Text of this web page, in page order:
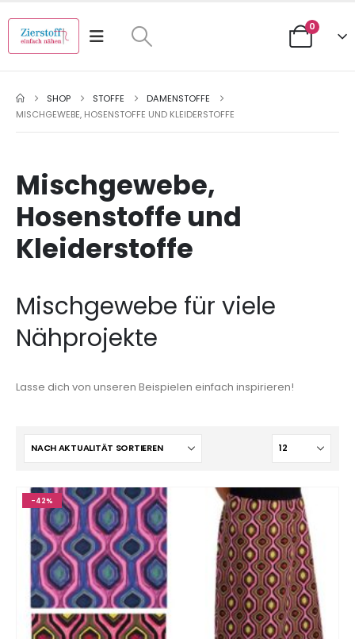
0
SHOP STOFFE
DAMENSTOFFE
MISCHGEWEBE, HOSENSTOFFE UND KLEIDERSTOFFE
Mischgewebe,
Hosenstoffe und
Kleiderstoffe
Mischgewebe für viele
Nähprojekte
Lasse dich von unseren Beispielen einfach inspirieren!
-42%